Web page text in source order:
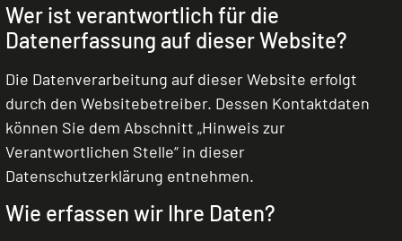
Wer ist verantwortlich für die
Datenerfassung auf dieser Website?
Die Datenverarbeitung auf dieser Website erfolgt
durch den Websitebetreiber. Dessen Kontaktdaten
können Sie dem Abschnitt „Hinweis zur
Verantwortlichen Stelle“ in dieser
Datenschutzerklärung entnehmen.
Wie erfassen wir Ihre Daten?